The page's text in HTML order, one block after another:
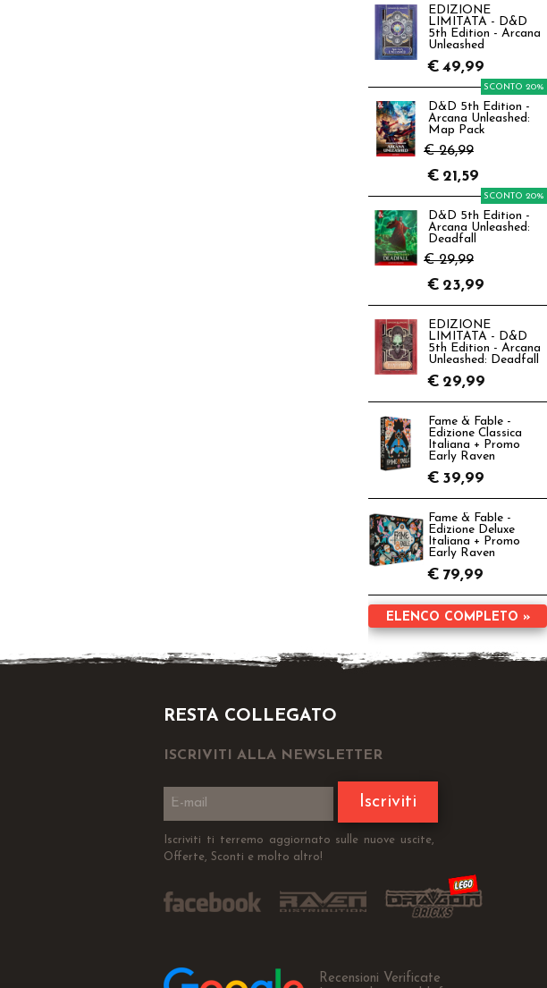
EDIZIONE
LIMITATA - D&D
5th Edition - Arcana
Unleashed
€ 49,99
D&D 5th Edition -
Arcana Unleashed:
Map Pack
€ 26,99
SCONTO 20%
€ 21,59
D&D 5th Edition -
Arcana Unleashed:
Deadfall
€ 29,99
SCONTO 20%
€ 23,99
EDIZIONE
LIMITATA - D&D
5th Edition - Arcana
Unleashed: Deadfall
€ 29,99
Fame & Fable -
Edizione Classica
Italiana + Promo
Early Raven
€ 39,99
Fame & Fable -
Edizione Deluxe
Italiana + Promo
Early Raven
€ 79,99
ELENCO COMPLETO »
RESTA COLLEGATO
ISCRIVITI ALLA NEWSLETTER
Iscriviti
Iscriviti ti terremo aggiornato sulle nuove uscite,
Offerte, Sconti e molto altro!
Recensioni Verificate